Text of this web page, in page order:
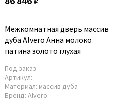
Межкомнатная дверь массив
дуба Alvero Анна молоко
патина золото глухая
Под заказ
Артикул:
Материал: массив дуба
Бренд: Alvero